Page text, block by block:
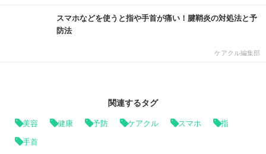
スマホなどを使うと指や手首が痛い！腱鞘炎の対処法と予
防法
ケアクル編集部
関連するタグ
美容 健康 予防 ケアクル スマホ 指
手首